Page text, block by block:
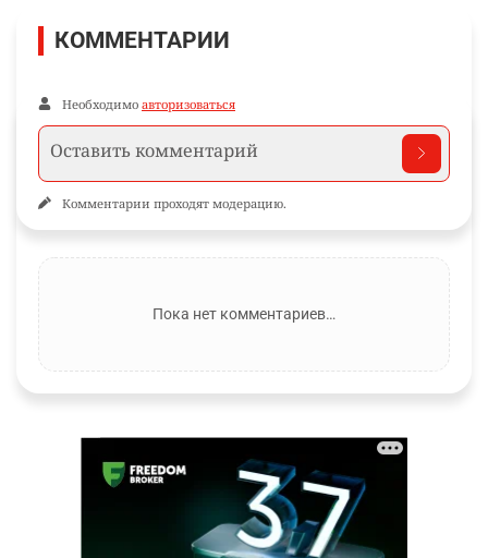
КОММЕНТАРИИ
Необходимо авторизоваться
Комментарии проходят модерацию.
Пока нет комментариев…